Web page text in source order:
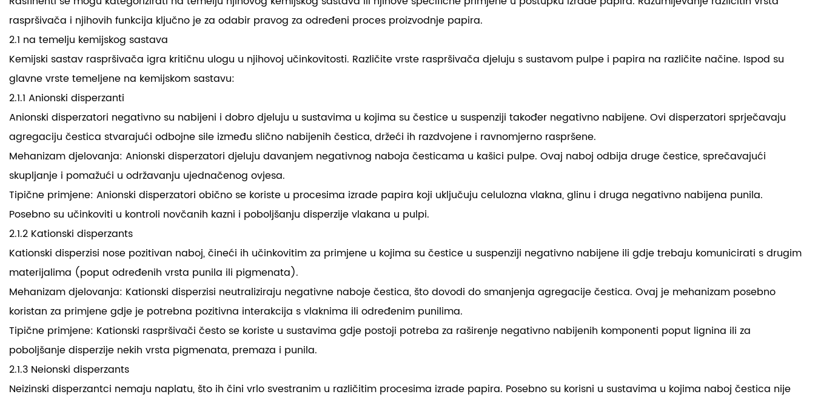
raspršivača i njihovih funkcija ključno je za odabir pravog za određeni proces proizvodnje papira.
2.1 na temelju kemijskog sastava
Kemijski sastav raspršivača igra kritičnu ulogu u njihovoj učinkovitosti. Različite vrste raspršivača djeluju s sustavom pulpe i papira na različite načine. Ispod su
glavne vrste temeljene na kemijskom sastavu:
2.1.1 Anionski disperzanti
Anionski disperzatori negativno su nabijeni i dobro djeluju u sustavima u kojima su čestice u suspenziji također negativno nabijene. Ovi disperzatori sprječavaju
agregaciju čestica stvarajući odbojne sile između slično nabijenih čestica, držeći ih razdvojene i ravnomjerno raspršene.
Mehanizam djelovanja: Anionski disperzatori djeluju davanjem negativnog naboja česticama u kašici pulpe. Ovaj naboj odbija druge čestice, sprečavajući
skupljanje i pomažući u održavanju ujednačenog ovjesa.
Tipične primjene: Anionski disperzatori obično se koriste u procesima izrade papira koji uključuju celulozna vlakna, glinu i druga negativno nabijena punila.
Posebno su učinkoviti u kontroli novčanih kazni i poboljšanju disperzije vlakana u pulpi.
2.1.2 Kationski disperzants
Kationski disperzisi nose pozitivan naboj, čineći ih učinkovitim za primjene u kojima su čestice u suspenziji negativno nabijene ili gdje trebaju komunicirati s drugim
materijalima (poput određenih vrsta punila ili pigmenata).
Mehanizam djelovanja: Kationski disperzisi neutraliziraju negativne naboje čestica, što dovodi do smanjenja agregacije čestica. Ovaj je mehanizam posebno
koristan za primjene gdje je potrebna pozitivna interakcija s vlaknima ili određenim punilima.
Tipične primjene: Kationski raspršivači često se koriste u sustavima gdje postoji potreba za raširenje negativno nabijenih komponenti poput lignina ili za
poboljšanje disperzije nekih vrsta pigmenata, premaza i punila.
2.1.3 Neionski disperzants
Neizinski disperzantci nemaju naplatu, što ih čini vrlo svestranim u različitim procesima izrade papira. Posebno su korisni u sustavima u kojima naboj čestica nije